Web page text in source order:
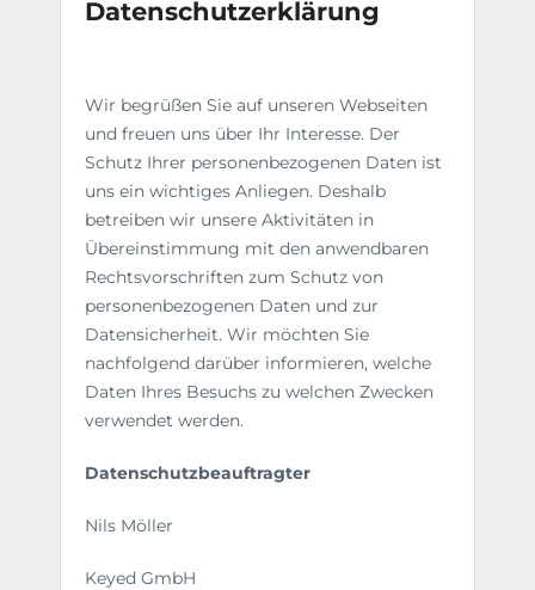
Datenschutzerklärung
Wir begrüßen Sie auf unseren Webseiten
und freuen uns über Ihr Interesse. Der
Schutz Ihrer personenbezogenen Daten ist
uns ein wichtiges Anliegen. Deshalb
betreiben wir unsere Aktivitäten in
Übereinstimmung mit den anwendbaren
Rechtsvorschriften zum Schutz von
personenbezogenen Daten und zur
Datensicherheit. Wir möchten Sie
nachfolgend darüber informieren, welche
Daten Ihres Besuchs zu welchen Zwecken
verwendet werden.
Datenschutzbeauftragter
Nils Möller
Keyed GmbH